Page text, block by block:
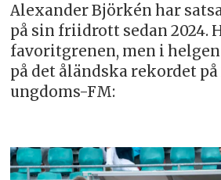
Alexander Björkén har
på sin friidrott sedan 2024.
favoritgrenen, men i
på det åländska rekordet
ungdoms-FM: